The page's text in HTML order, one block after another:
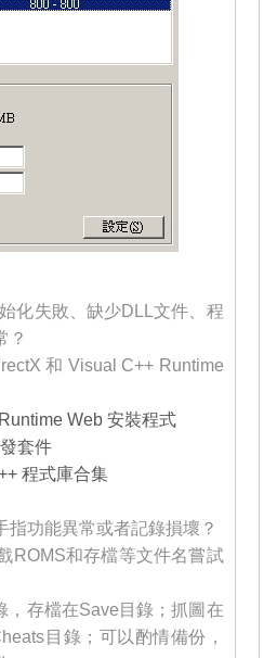
化失敗、缺少DLL文件、程
？
和 Visual C++ Runtime
Web 安裝程式
套件
程式庫合集
指功能異常或者記錄損壞？
ROMS和存檔等文件名嘗試
，存檔在Save目錄；抓圖在
目錄；可以酌情備份，